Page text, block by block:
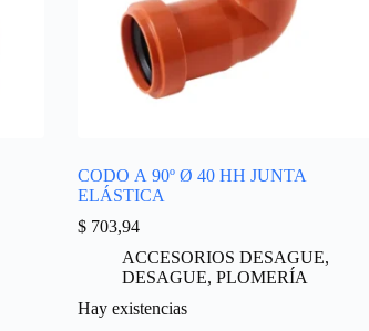
CODO A 90º Ø 40 HH JUNTA
ELÁSTICA
$703,94
ACCESORIOS DESAGUE,
DESAGUE, PLOMERÍA
Hay existencias